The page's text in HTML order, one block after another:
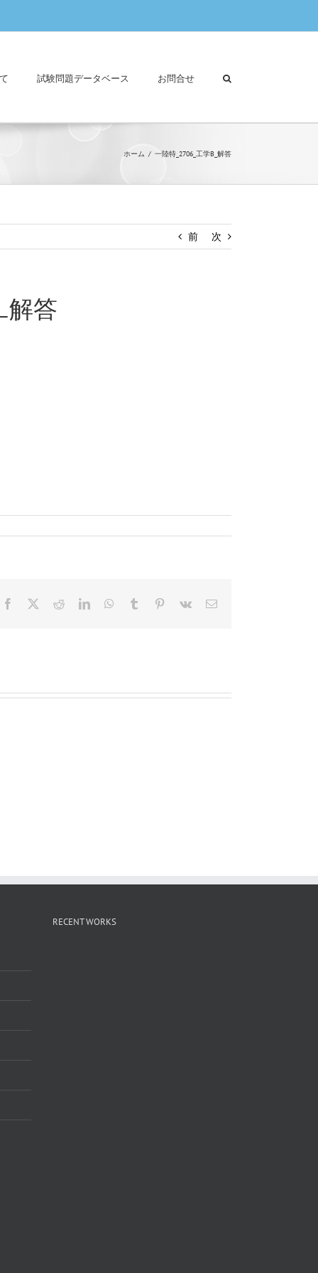
試験問題データベース お問合せ
ホーム 一陸特_2706_工学B_解答
前 次
解答
Facebook RedditLinkedInWhatsApp
Tumblr Pinterest
Vk
電
RECENT WORKS